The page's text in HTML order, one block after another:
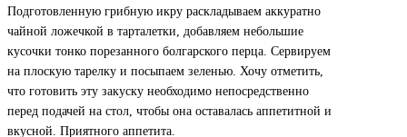
Подготовленную грибную икру раскладываем аккуратно
чайной ложечкой в тарталетки, добавляем небольшие
кусочки тонко порезанного болгарского перца. Сервируем
на плоскую тарелку и посыпаем зеленью. Хочу отметить,
что готовить эту закуску необходимо непосредственно
перед подачей на стол, чтобы она оставалась аппетитной и
вкусной. Приятного аппетита.